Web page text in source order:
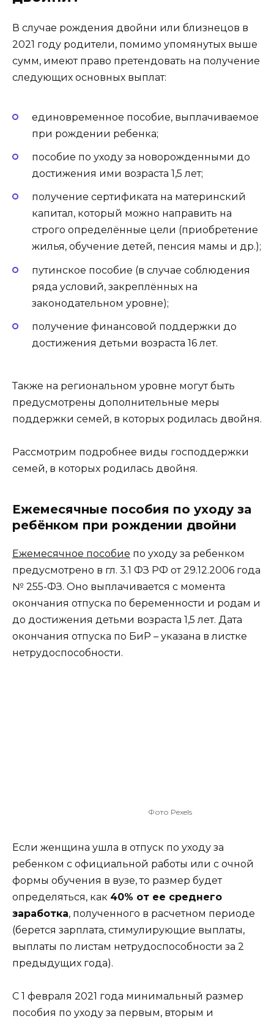
В случае рождения двойни или близнецов в
2021 году родители, помимо упомянутых выше
сумм, имеют право претендовать на получение
следующих основных выплат:
единовременное пособие, выплачиваемое
при рождении ребенка;
пособие по уходу за новорожденными до
достижения ими возраста 1,5 лет;
получение сертификата на материнский
капитал, который можно направить на
строго определённые цели (приобретение
жилья, обучение детей, пенсия мамы и др.);
путинское пособие (в случае соблюдения
ряда условий, закреплённых на
законодательном уровне);
получение финансовой поддержки до
достижения детьми возраста 16 лет.
Также на региональном уровне могут быть
предусмотрены дополнительные меры
поддержки семей, в которых родилась двойня.
Рассмотрим подробнее виды господдержки
семей, в которых родилась двойня.
Ежемесячные пособия по уходу за
ребёнком при рождении двойни
Ежемесячное пособие по уходу за ребенком
предусмотрено в гл. 3.1 ФЗ РФ от 29.12.2006 года
№ 255-ФЗ. Оно выплачивается с момента
окончания отпуска по беременности и родам и
до достижения детьми возраста 1,5 лет. Дата
окончания отпуска по БиР – указана в листке
нетрудоспособности.
Фото Pexels
Если женщина ушла в отпуск по уходу за
ребенком с официальной работы или с очной
формы обучения в вузе, то размер будет
определяться, как 40% от ее среднего
заработка, полученного в расчетном периоде
(берется зарплата, стимулирующие выплаты,
выплаты по листам нетрудоспособности за 2
предыдущих года).
С 1 февраля 2021 года минимальный размер
пособия по уходу за первым, вторым и